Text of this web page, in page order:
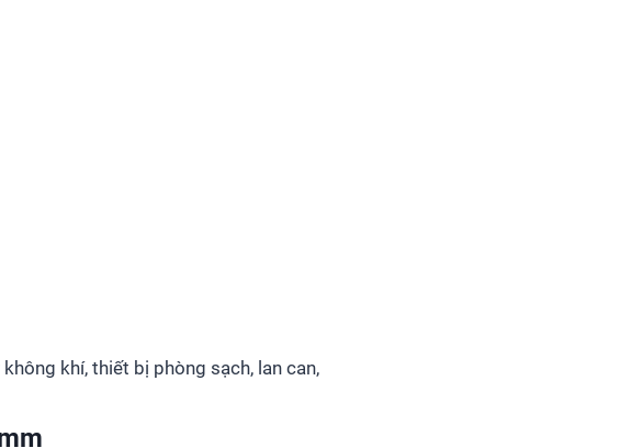
khí, thiết bị phòng sạch, lan can,